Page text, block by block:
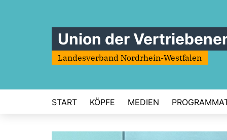
Union der
Landesverband Nordrhein-Westfalen
START KÖPFE MEDIEN